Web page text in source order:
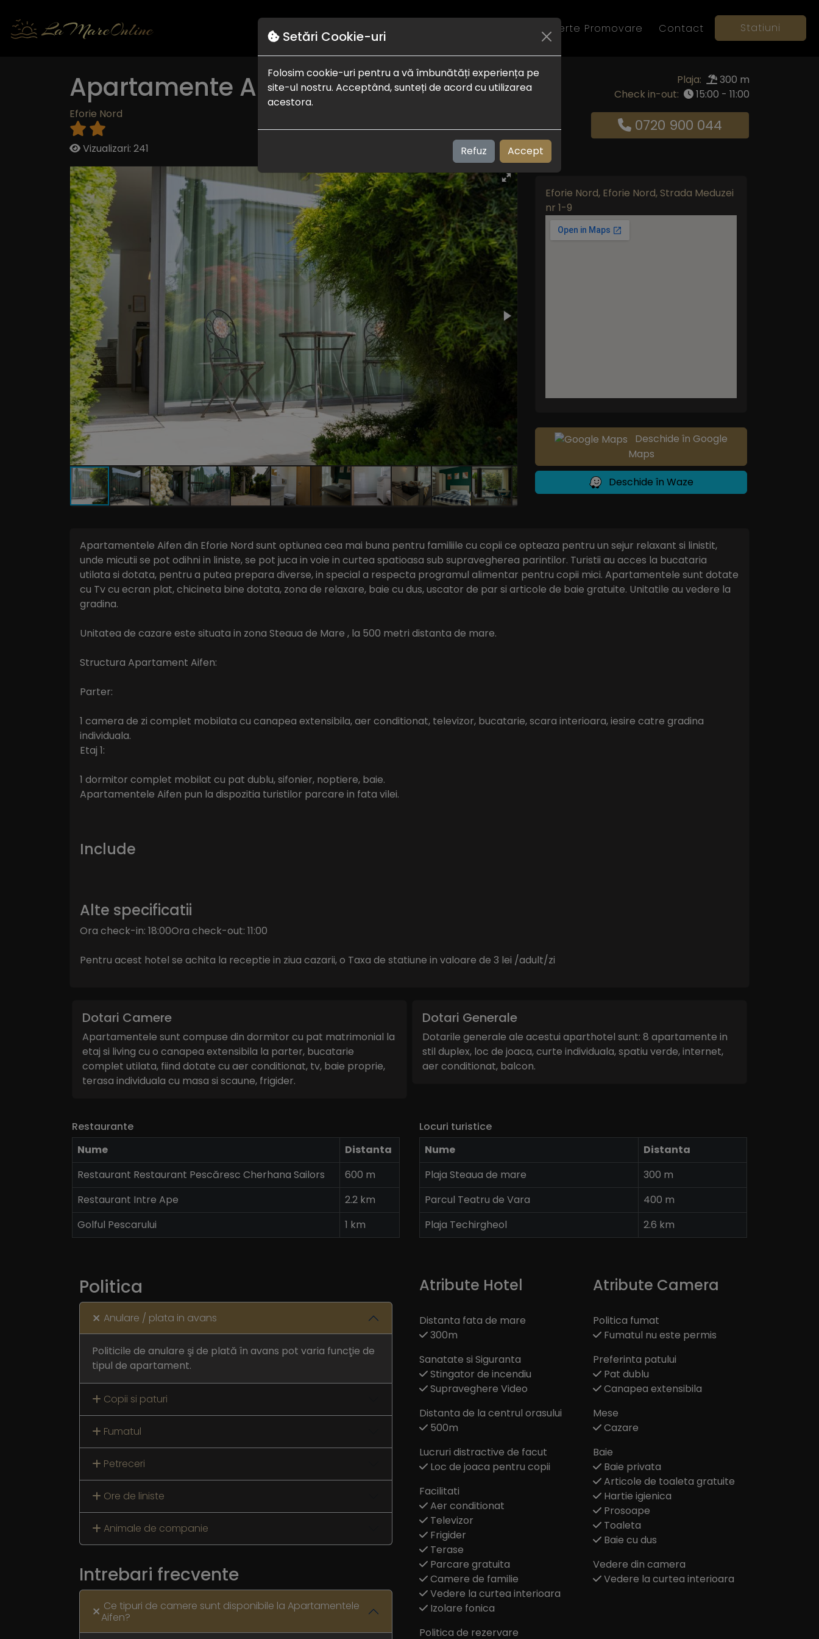
Autentificare Puncte de interes Oferte Promovare Contact Statiuni
Apartamente Aifen
Eforie Nord
Vizualizari: 241
Plaja:
300 m
Check in-out:
15:00 - 11:00
0720 900 044
Eforie Nord, Eforie Nord, Strada Meduzei
nr 1-9
Deschide în Google
Maps
Deschide în Waze
Apartamentele Aifen din Eforie Nord sunt optiunea cea mai buna pentru familiile cu copii ce opteaza pentru un sejur relaxant si linistit,
unde micutii se pot odihni in liniste, se pot juca in voie in curtea spatioasa sub supravegherea parintilor. Turistii au acces la bucataria
utilata si dotata, pentru a putea prepara diverse, in special a respecta programul alimentar pentru copii mici. Apartamentele sunt dotate
cu Tv cu ecran plat, chicineta bine dotata, zona de relaxare, baie cu dus, uscator de par si articole de baie gratuite. Unitatile au vedere la
gradina.
Unitatea de cazare este situata in zona Steaua de Mare , la 500 metri distanta de mare.
Structura Apartament Aifen:
Parter:
1 camera de zi complet mobilata cu canapea extensibila, aer conditionat, televizor, bucatarie, scara interioara, iesire catre gradina
individuala.
Etaj 1:
1 dormitor complet mobilat cu pat dublu, sifonier, noptiere, baie.
Apartamentele Aifen pun la dispozitia turistilor parcare in fata vilei.
Include
Alte specificatii
Ora check-in: 18:00Ora check-out: 11:00
Pentru acest hotel se achita la receptie in ziua cazarii, o Taxa de statiune in valoare de 3 lei /adult/zi
Dotari Camere
Apartamentele sunt compuse din dormitor cu pat matrimonial la
etaj si living cu o canapea extensibila la parter, bucatarie
complet utilata, fiind dotate cu aer conditionat, tv, baie proprie,
terasa individuala cu masa si scaune, frigider.
Dotari Generale
Dotarile generale ale acestui aparthotel sunt: 8 apartamente in
stil duplex, loc de joaca, curte individuala, spatiu verde, internet,
aer conditionat, balcon.
Restaurante
Nume
Distanta
Restaurant Restaurant Pescăresc Cherhana Sailors
600 m
Restaurant Intre Ape
2.2 km
Golful Pescarului
1 km
Locuri turistice
Nume
Distanta
Plaja Steaua de mare
300 m
Parcul Teatru de Vara
400 m
Plaja Techirgheol
2.6 km
Politica
Anulare / plata in avans
Politicile de anulare şi de plată în avans pot varia funcţie de
tipul de apartament.
Copii si paturi
Fumatul
Petreceri
Ore de liniste
Animale de companie
Intrebari frecvente
Ce tipuri de camere sunt disponibile la Apartamentele
Aifen?
Atribute Hotel
Distanta fata de mare
300m
Sanatate si Siguranta
Stingator de incendiu
Supraveghere Video
Distanta de la centrul orasului
500m
Lucruri distractive de facut
Loc de joaca pentru copii
Facilitati
Aer conditionat
Televizor
Frigider
Terase
Parcare gratuita
Camere de familie
Vedere la curtea interioara
Izolare fonica
Politica de rezervare
Atribute Camera
Politica fumat
Fumatul nu este permis
Preferinta patului
Pat dublu
Canapea extensibila
Mese
Cazare
Baie
Baie privata
Articole de toaleta gratuite
Hartie igienica
Prosoape
Toaleta
Baie cu dus
Vedere din camera
Vedere la curtea interioara
Setări Cookie-uri
Folosim cookie-uri pentru a vă îmbunătăți experiența pe
site-ul nostru. Acceptând, sunteți de acord cu utilizarea
acestora.
Refuz Accept